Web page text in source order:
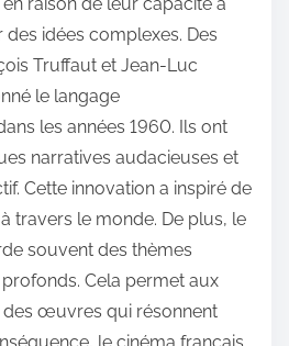
idées complexes. Des
Truffaut et Jean-Luc
le langage
les années 1960. Ils ont
narratives audacieuses et
Cette innovation a inspiré de
travers le monde. De plus, le
souvent des thèmes
Cela permet aux
des œuvres qui résonnent